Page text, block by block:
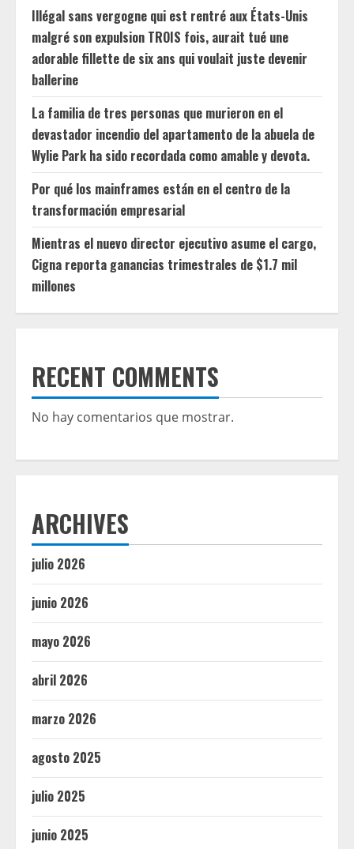
Illégal sans vergogne qui est rentré aux États-Unis
malgré son expulsion TROIS fois, aurait tué une
adorable fillette de six ans qui voulait juste devenir
ballerine
La familia de tres personas que murieron en el
devastador incendio del apartamento de la abuela de
Wylie Park ha sido recordada como amable y devota.
Por qué los mainframes están en el centro de la
transformación empresarial
Mientras el nuevo director ejecutivo asume el cargo,
Cigna reporta ganancias trimestrales de $1.7 mil
millones
RECENT COMMENTS
No hay comentarios que mostrar.
ARCHIVES
julio 2026
junio 2026
mayo 2026
abril 2026
marzo 2026
agosto 2025
julio 2025
junio 2025